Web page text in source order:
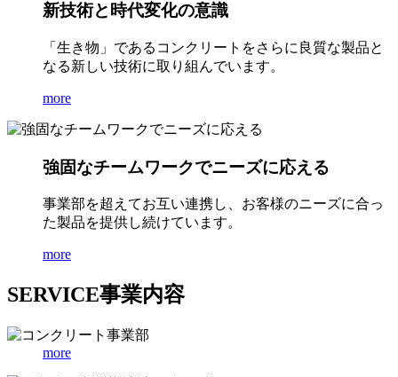
新技術と時代変化の意識
「生き物」であるコンクリートをさらに良質な製品と
なる新しい技術に取り組んでいます。
more
強固なチームワークでニーズに応える
事業部を超えてお互い連携し、お客様のニーズに合っ
た製品を提供し続けています。
more
SERVICE事業内容
more